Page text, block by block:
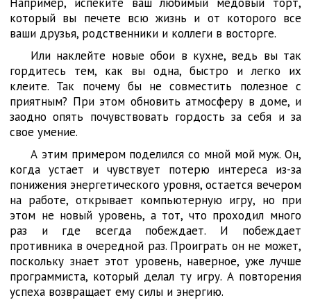
который вы печете всю жизнь и от которого все
ваши друзья, родственники и коллеги в восторге.
Или наклейте новые обои в кухне, ведь вы так
гордитесь тем, как вы одна, быстро и легко их
клеите. Так почему бы не совместить полезное с
приятным? При этом обновить атмосферу в доме, и
заодно опять почувствовать гордость за себя и за
свое умение.
А этим примером поделился со мной мой муж. Он,
когда устает и чувствует потерю интереса из-за
понижения энергетического уровня, остается вечером
на работе, открывает компьютерную игру, но при
этом не новый уровень, а тот, что проходил много
раз и где всегда побеждает. И побеждает
противника в очередной раз. Проиграть он не может,
поскольку знает этот уровень, наверное, уже лучше
программиста, который делал ту игру. А повторения
успеха возвращает ему силы и энергию.